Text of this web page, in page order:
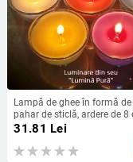
Lampă de ghee în formă de
pahar de sticlă, ardere de 8
31.81 Lei